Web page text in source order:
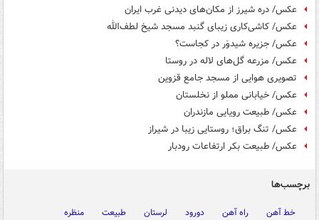
عکس/ دره شیرز از مکان‌های دیدنی غرب ایران
عکس/ کاشی‌کاری زیبای گنبد مسجد شیخ‌ لطف‌الله
عکس/ جزیره شیدوَر در کجاست؟
عکس/ مزرعه گل‌های لاله در روستا
تصویری هوایی از مسجد جامع قزوین
عکس/ خیابانی مملو از نخلستان
عکس/ طبیعت رویایی مازندران
عکس/ تنگ براق؛ روستایی زیبا در شیراز
عکس/ طبیعت بکر ارتفاعات رودبار
برچسب‌ها
خط آهن راه آهن دورود لرستان طبیعت
منظره